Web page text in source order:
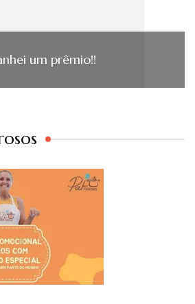
um prêmio!!